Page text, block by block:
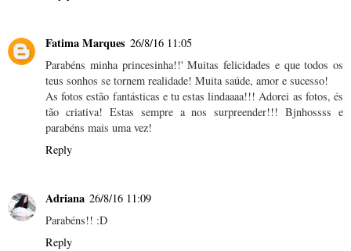
Fatima Marques 26/8/16 11:05
Parabéns minha princesinha!!' Muitas felicidades e que todos os
teus sonhos se tornem realidade! Muita saúde, amor e sucesso!
As fotos estão fantásticas e tu estas lindaaaa!!! Adorei as fotos, és
tão criativa! Estas sempre a nos surpreender!!! Bjnhossss e
parabéns mais uma vez!
Reply
Adriana 26/8/16 11:09
Parabéns!! :D
Reply